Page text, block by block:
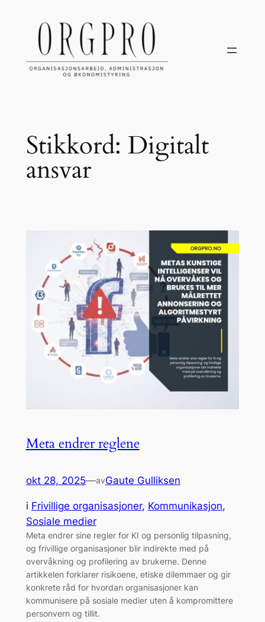
innhold
Stikkord: Digitalt
ansvar
Meta endrer reglene
okt 28, 2025—avGaute Gulliksen
i Frivillige organisasjoner, Kommunikasjon
Sosiale medier
Meta endrer sine regler for KI og personlig tilpasning,
og frivillige organisasjoner blir indirekte med på
overvåkning og profilering av brukerne. Denne
artikkelen forklarer risikoene, etiske dilemmaer og gir
konkrete råd for hvordan organisasjoner kan
kommunisere på sosiale medier uten å kompromittere
personvern og tillit.